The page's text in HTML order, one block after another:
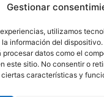
Gestionar
utilizamos
información del
datos como el
este sitio. No consentir o
características y